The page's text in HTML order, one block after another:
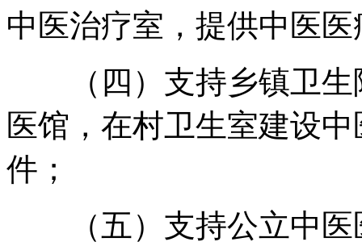
中医治疗室 ， 提供中医
（四）支持乡镇卫生
医馆 ， 在村卫生室建设中
件 ；
（五）支持公立中医